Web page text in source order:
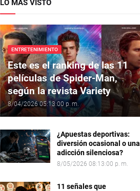
LO MÁS VISTO
ENTRETENIMIENTO
Este es el ranking de las 11
películas de Spider-Man,
según la revista Variety
8/04/2026 05:13:00 p. m.
¿Apuestas deportivas:
diversión ocasional o una
adicción silenciosa?
8/05/2026 08:13:00 p. m.
11 señales que